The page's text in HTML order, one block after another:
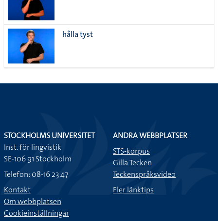
hålla tyst
STOCKHOLMS UNIVERSITET
Inst. för lingvistik
SE-106 91 Stockholm
Telefon: 08-16 23 47
Kontakt
Om webbplatsen
Cookieinställningar
ANDRA WEBBPLATSER
STS-korpus
Gilla Tecken
Teckenspråksvideo
Fler länktips